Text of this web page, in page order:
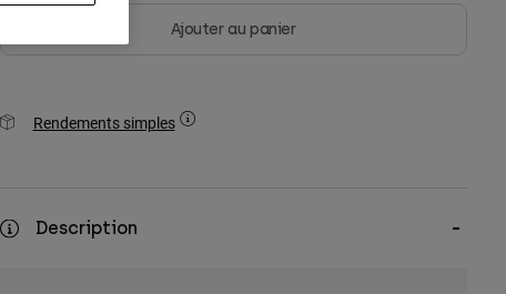
Ajouter au panier
Rendements simples
Description